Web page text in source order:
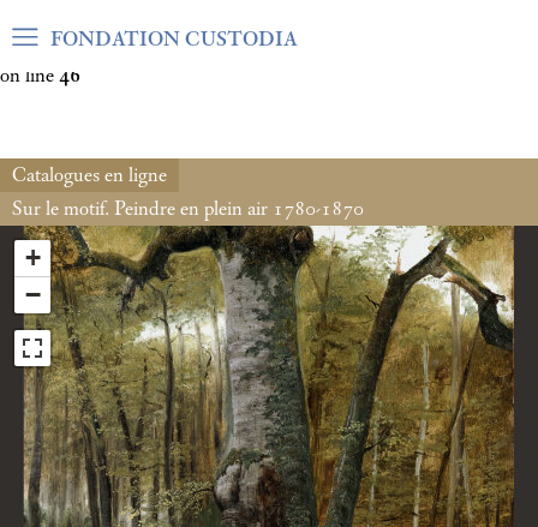
Warning: Undefined array key "var_mode" in
on line 46
FONDATION CUSTODIA
Catalogues en ligne
Sur le motif. Peindre en plein air 1780-1870
+
−